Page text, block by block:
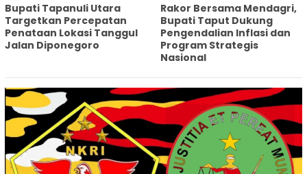
‎Bupati Tapanuli Utara
Targetkan Percepatan
Penataan Lokasi Tanggul
Jalan Diponegoro
Rakor Bersama Mendagri,
Bupati Taput Dukung
Pengendalian Inflasi dan
Program Strategis
Nasional‎